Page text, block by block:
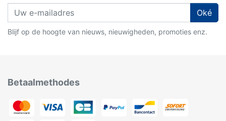
Oké
Blijf op de hoogte van nieuws, nieuwigheden, promoties enz.
Betaalmethodes